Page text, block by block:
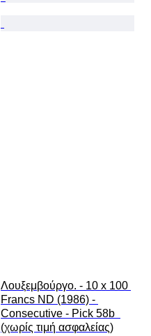
Λουξεμβούργο. - 10 x 100
Francs ND (1986) -
Consecutive - Pick 58b
(χωρίς τιμή ασφαλείας)